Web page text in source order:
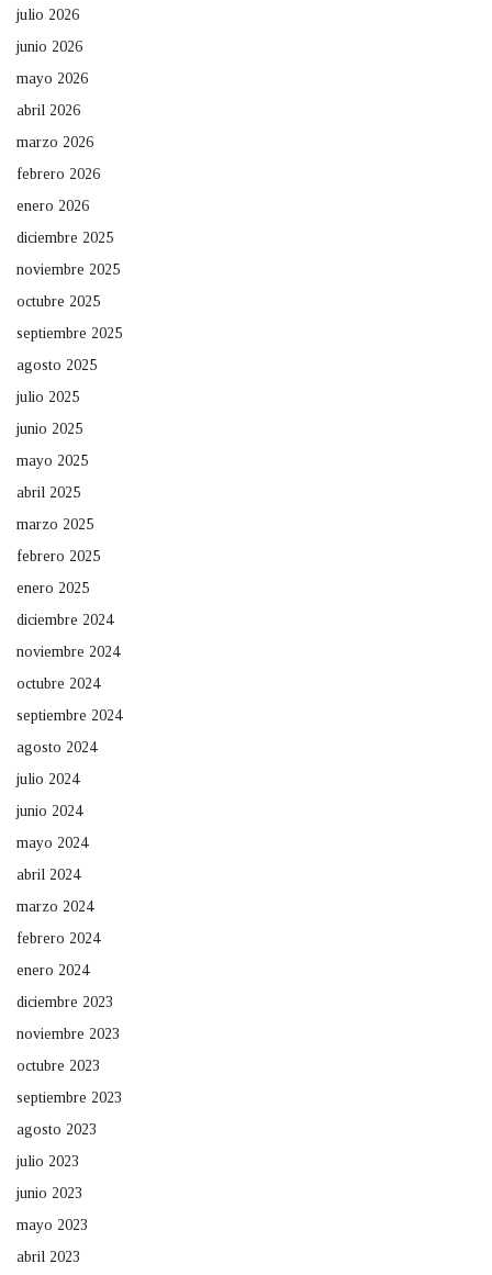
julio 2026
junio 2026
mayo 2026
abril 2026
marzo 2026
febrero 2026
enero 2026
diciembre 2025
noviembre 2025
octubre 2025
septiembre 2025
agosto 2025
julio 2025
junio 2025
mayo 2025
abril 2025
marzo 2025
febrero 2025
enero 2025
diciembre 2024
noviembre 2024
octubre 2024
septiembre 2024
agosto 2024
julio 2024
junio 2024
mayo 2024
abril 2024
marzo 2024
febrero 2024
enero 2024
diciembre 2023
noviembre 2023
octubre 2023
septiembre 2023
agosto 2023
julio 2023
junio 2023
mayo 2023
abril 2023